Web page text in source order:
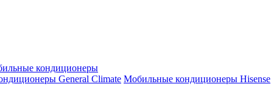
кондиционеры
General Climate Мобильные кондиционеры Hisense